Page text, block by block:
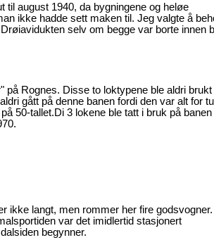
til august 1940, da bygningene og heløe
ikke hadde sett maken til. Jeg valgte å
selv om begge var borte innen
Rognes. Disse to loktypene ble aldri brukt
gått på denne banen fordi den var alt for
50-tallet.Di 3 lokene ble tatt i bruk på
ikke langt, men rommer her fire godsvogner.
var det imidlertid stasjonert
begynner.